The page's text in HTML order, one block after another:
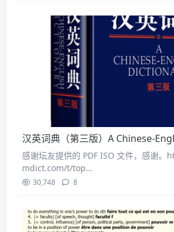
汉英词典（第三版）A Chinese-
感谢坛友提供的 PDF ISO 文件，感谢
mdict.com/t/top…
30,748 8